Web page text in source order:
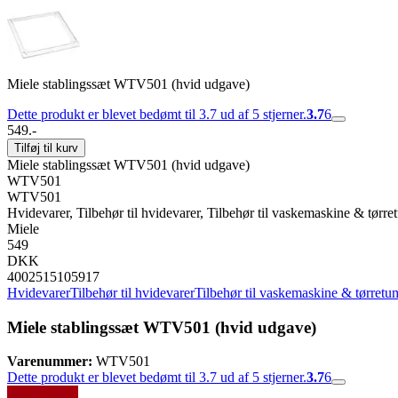
Miele stablingssæt WTV501 (hvid udgave)
Dette produkt er blevet bedømt til 3.7 ud af 5 stjerner.3.76
549.-
Tilføj til kurv
Miele stablingssæt WTV501 (hvid udgave)
WTV501
WTV501
Hvidevarer, Tilbehør til hvidevarer, Tilbehør til vaskemaskine &
Miele
549
DKK
4002515105917
HvidevarerTilbehør til hvidevarerTilbehør til vaskemaskine &
Miele stablingssæt WTV501 (hvid udgave)
Varenummer: WTV501
Dette produkt er blevet bedømt til 3.7 ud af 5 stjerner.3.76